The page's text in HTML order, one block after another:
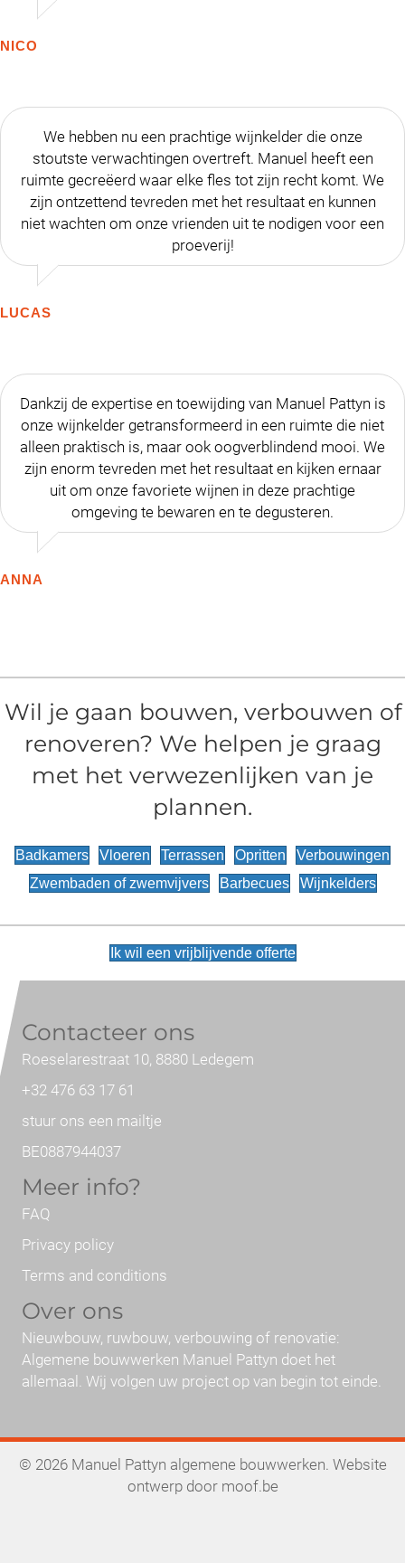
NICO
We hebben nu een prachtige wijnkelder die onze
stoutste verwachtingen overtreft. Manuel heeft een
ruimte gecreëerd waar elke fles tot zijn recht komt. We
zijn ontzettend tevreden met het resultaat en kunnen
niet wachten om onze vrienden uit te nodigen voor een
proeverij!
LUCAS
Dankzij de expertise en toewijding van Manuel Pattyn is
onze wijnkelder getransformeerd in een ruimte die niet
alleen praktisch is, maar ook oogverblindend mooi. We
zijn enorm tevreden met het resultaat en kijken ernaar
uit om onze favoriete wijnen in deze prachtige
omgeving te bewaren en te degusteren.
ANNA
Wil je gaan bouwen, verbouwen of
renoveren? We helpen je graag
met het verwezenlijken van je
plannen.
Badkamers Vloeren Terrassen Opritten
Verbouwingen
Zwembaden of zwemvijvers
Barbecues Wijnkelders
Ik wil een vrijblijvende offerte
Contacteer ons
Roeselarestraat 10, 8880 Ledegem
+32 476 63 17 61
stuur ons een mailtje
BE0887944037
Meer info?
FAQ
Privacy policy
Terms and conditions
Over ons
Nieuwbouw, ruwbouw, verbouwing of renovatie:
Algemene bouwwerken Manuel Pattyn doet het
allemaal. Wij volgen uw project op van begin tot einde.
© 2026 Manuel Pattyn algemene bouwwerken. Website
ontwerp door moof.be